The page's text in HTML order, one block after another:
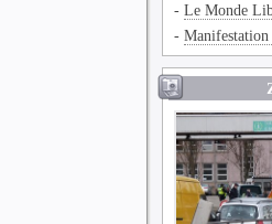
-Le Monde
-Manifestation